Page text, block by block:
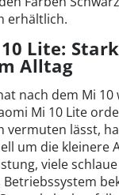
erhältlich.
Lite:
Alltag
nach dem Mi
Mi 10 Lite
vermuten lässt,
um die kleinere
viele